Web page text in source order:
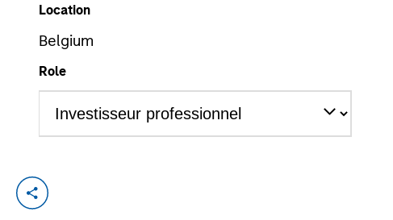
Location
Belgium
Role
YEARS OF INDUSTRY EXPERIENCE
13 Years
Jared is a vice president of Morgan Stanley